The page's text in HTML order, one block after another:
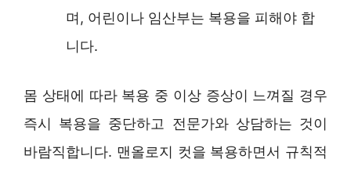
며, 어린이나 임산부는 복용을 피해야 합
니다.
몸 상태에 따라 복용 중 이상 증상이 느껴질 경우
즉시 복용을 중단하고 전문가와 상담하는 것이
바람직합니다. 맨올로지 컷을 복용하면서 규칙적